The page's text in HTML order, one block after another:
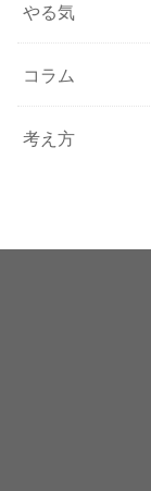
やる気
コラム
考え方